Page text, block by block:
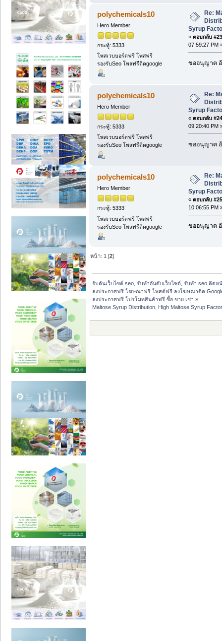
polychemicals10
Hero Member
กระทู้: 5333
โพสเวบบอร์ดฟรี โพสฟรี
รองรับSeo โพสฟรีติดgoogle
Re:
Syrup
« ตอบกลับ
07:59:27 PM
ขออนุญาต
polychemicals10
Hero Member
กระทู้: 5333
โพสเวบบอร์ดฟรี โพสฟรี
รองรับSeo โพสฟรีติดgoogle
Re:
Syrup
« ตอบกลับ
09:20:40 PM
ขออนุญาต
polychemicals10
Hero Member
กระทู้: 5333
โพสเวบบอร์ดฟรี โพสฟรี
รองรับSeo โพสฟรีติดgoogle
Re:
Syrup
« ตอบกลับ
10:06:55 PM
ขออนุญาต
หน้า: 1 [2]
รับดันเว็บไซต์ seo, รับทำอันดับเว็บไซต์, รับทำ seo ติดห
ลงประกาศฟรี โฆษณาฟรี โพสต์ฟรี ลงโฆษณาติด
ลงประกาศฟรี โปรโมทสินค้าฟรี ซื้อ ขาย เช่า »
Maltose Syrup Distribution, High Maltose Syrup